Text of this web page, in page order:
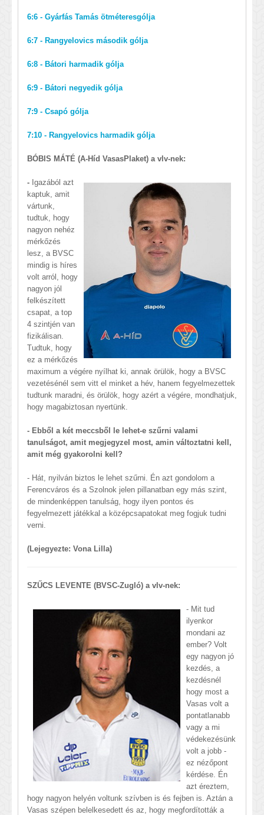
6:6 - Gyárfás Tamás ötméteresgólja
6:7 - Rangyelovics második gólja
6:8 - Bátori harmadik gólja
6:9 - Bátori negyedik gólja
7:9 - Csapó gólja
7:10 - Rangyelovics harmadik gólja
BÓBIS MÁTÉ (A-Híd VasasPlaket) a vlv-nek:
- Igazából azt
kaptuk, amit
vártunk,
tudtuk, hogy
nagyon nehéz
mérkőzés
lesz, a BVSC
mindig is híres
volt arról, hogy
nagyon jól
felkészített
csapat, a top
4 szintjén van
fizikálisan.
Tudtuk, hogy
ez a mérkőzés
maximum a végére nyílhat ki, annak örülök, hogy a BVSC
vezetésénél sem vitt el minket a hév, hanem fegyelmezettek
tudtunk maradni, és örülök, hogy azért a végére, mondhatjuk,
hogy magabiztosan nyertünk.
- Ebből a két meccsből le lehet-e szűrni valami
tanulságot, amit megjegyzel most, amin változtatni kell,
amit még gyakorolni kell?
- Hát, nyilván biztos le lehet szűrni. Én azt gondolom a
Ferencváros és a Szolnok jelen pillanatban egy más szint,
de mindenképpen tanulság, hogy ilyen pontos és
fegyelmezett játékkal a középcsapatokat meg fogjuk tudni
verni.
(Lejegyezte: Vona Lilla)
SZŰCS LEVENTE (BVSC-Zugló) a vlv-nek:
- Mit tud
ilyenkor
mondani az
ember? Volt
egy nagyon jó
kezdés, a
kezdésnél
hogy most a
Vasas volt a
pontatlanabb
vagy a mi
védekezésünk
volt a jobb -
ez nézőpont
kérdése. Én
azt éreztem,
hogy nagyon helyén voltunk szívben is és fejben is. Aztán a
Vasas szépen belelkesedett és az, hogy megfordították a